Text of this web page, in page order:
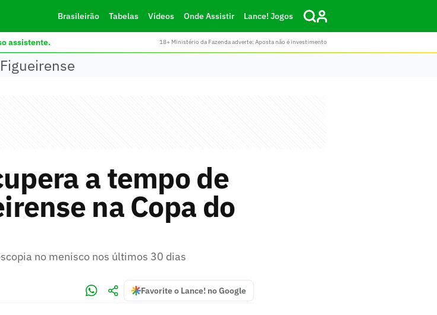
Brasileirão Tabelas Vídeos Onde Assistir Lance! Jogos
assistente. 18+ Ministério da Fazenda adverte: Aposta não é investimento
Figueirense
a tempo de
na Copa do
no menisco nos últimos 30 dias
Favorite o Lance! no Google